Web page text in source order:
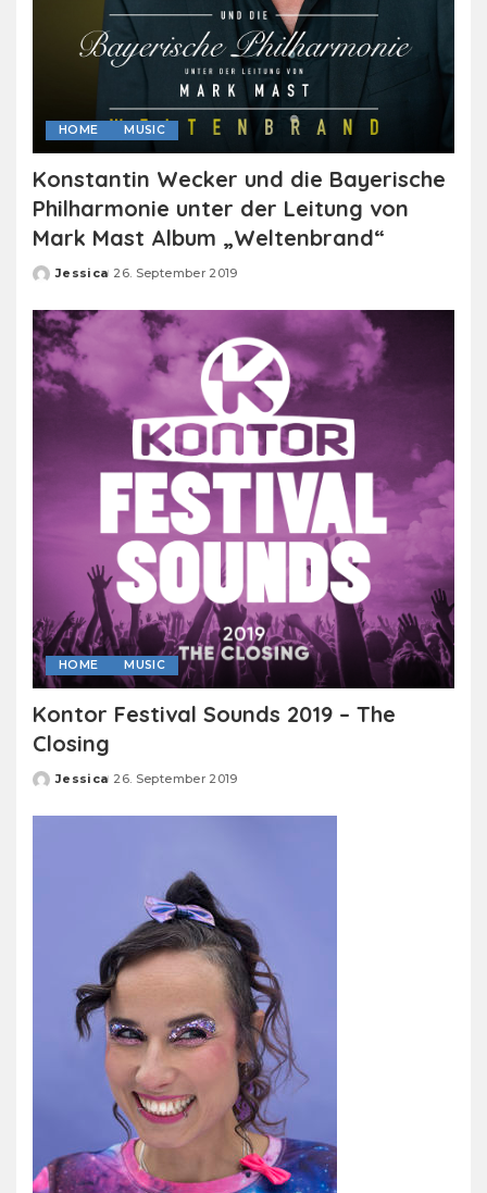
HOME MUSIC
Konstantin Wecker und die Bayerische
Philharmonie unter der Leitung von
Mark Mast Album „Weltenbrand“
Posted
Jessica 26. September 2019
HOME MUSIC
Kontor Festival Sounds 2019 – The
Closing
Posted
Jessica 26. September 2019